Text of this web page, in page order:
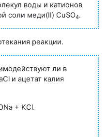
воды и катионов
соли меди(II) CuSO4.
реакции.
ли в
и ацетат калия
+ KCl.